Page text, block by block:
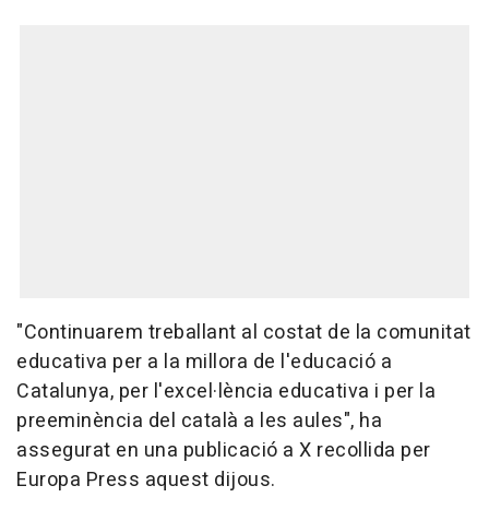
"Continuarem treballant al costat de la comunitat
educativa per a la millora de l'educació a
Catalunya, per l'excel·lència educativa i per la
preeminència del català a les aules", ha
assegurat en una publicació a X recollida per
Europa Press aquest dijous.